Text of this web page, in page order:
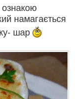
ознакою
намагається
шар